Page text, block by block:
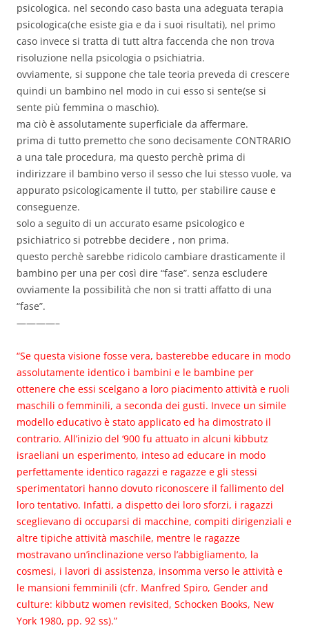
psicologica. nel secondo caso basta una adeguata terapia
psicologica(che esiste gia e da i suoi risultati), nel primo
caso invece si tratta di tutt altra faccenda che non trova
risoluzione nella psicologia o psichiatria.
ovviamente, si suppone che tale teoria preveda di crescere
quindi un bambino nel modo in cui esso si sente(se si
sente più femmina o maschio).
ma ciò è assolutamente superficiale da affermare.
prima di tutto premetto che sono decisamente CONTRARIO
a una tale procedura, ma questo perchè prima di
indirizzare il bambino verso il sesso che lui stesso vuole, va
appurato psicologicamente il tutto, per stabilire cause e
conseguenze.
solo a seguito di un accurato esame psicologico e
psichiatrico si potrebbe decidere , non prima.
questo perchè sarebbe ridicolo cambiare drasticamente il
bambino per una per così dire “fase”. senza escludere
ovviamente la possibilità che non si tratti affatto di una
“fase”.
————–
“Se questa visione fosse vera, basterebbe educare in modo
assolutamente identico i bambini e le bambine per
ottenere che essi scelgano a loro piacimento attività e ruoli
maschili o femminili, a seconda dei gusti. Invece un simile
modello educativo è stato applicato ed ha dimostrato il
contrario. All’inizio del ‘900 fu attuato in alcuni kibbutz
israeliani un esperimento, inteso ad educare in modo
perfettamente identico ragazzi e ragazze e gli stessi
sperimentatori hanno dovuto riconoscere il fallimento del
loro tentativo. Infatti, a dispetto dei loro sforzi, i ragazzi
sceglievano di occuparsi di macchine, compiti dirigenziali e
altre tipiche attività maschile, mentre le ragazze
mostravano un’inclinazione verso l’abbigliamento, la
cosmesi, i lavori di assistenza, insomma verso le attività e
le mansioni femminili (cfr. Manfred Spiro, Gender and
culture: kibbutz women revisited, Schocken Books, New
York 1980, pp. 92 ss).”